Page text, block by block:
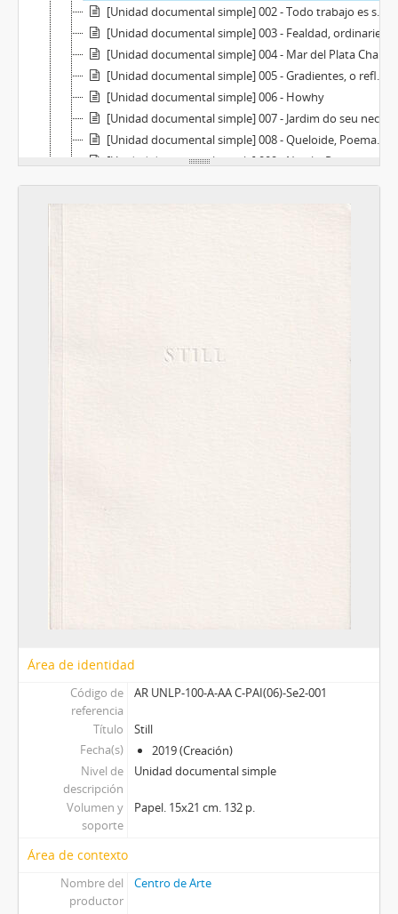
[Unidad documental simple] 002 - Todo trabajo es sexual
[Unidad documental simple] 003 - Fealdad, ordinariez y fantasía
[Unidad documental simple] 004 - Mar del Plata Chalets Skyline
[Unidad documental simple] 005 - Gradientes, o reflexiones (acerca de la naturaleza del tiempo)
[Unidad documental simple] 006 - Howhy
[Unidad documental simple] 007 - Jardim do seu neca
[Unidad documental simple] 008 - Queloide, Poemas cicatricais
[Unidad documental simple] 009 - Niebla, Poemas sedimentais
[Unidad documental simple] 010 - Arimin
[Unidad documental simple] 011 - Todo recuerdo es presente
[Serie] 4 - Libros
Área de identidad
Código de
referencia
AR UNLP-100-A-AA C-PAI(06)-Se2-001
Título
Still
Fecha(s)
2019 (Creación)
Nivel de
descripción
Unidad documental simple
Volumen y
soporte
Papel. 15x21 cm. 132 p.
Área de contexto
Nombre del
productor
Centro de Arte